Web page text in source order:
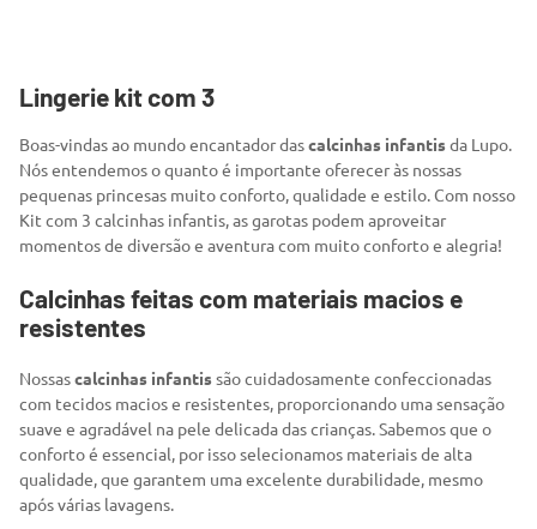
Lingerie kit com 3
Boas-vindas ao mundo encantador dascalcinhas infantisda Lupo.
Nós entendemos o quanto é importante oferecer às nossas
pequenas princesas muito conforto, qualidade e estilo. Com nosso
Kit com 3 calcinhas infantis, as garotas podem aproveitar
momentos de diversão e aventura com muito conforto e alegria!
Calcinhas feitas com materiais macios e
resistentes
Nossascalcinhas infantissão cuidadosamente confeccionadas
com tecidos macios e resistentes, proporcionando uma sensação
suave e agradável na pele delicada das crianças. Sabemos que o
conforto é essencial, por isso selecionamos materiais de alta
qualidade, que garantem uma excelente durabilidade, mesmo
após várias lavagens.